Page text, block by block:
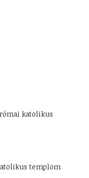
katolikus
templom